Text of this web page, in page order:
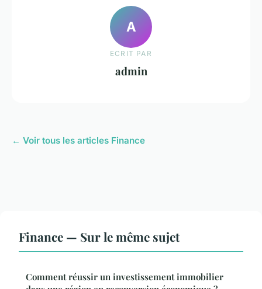
A
ECRIT PAR
admin
← Voir tous les articles Finance
Finance — Sur le même sujet
Comment réussir un investissement immobilier